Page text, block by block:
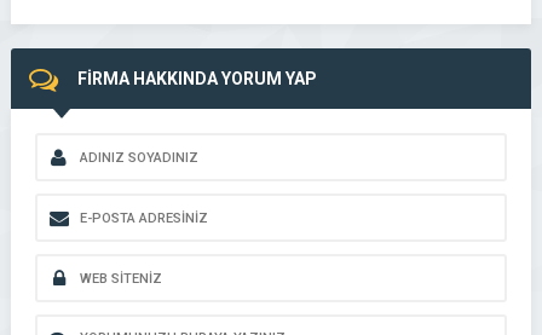
FİRMA HAKKINDA YORUM YAP